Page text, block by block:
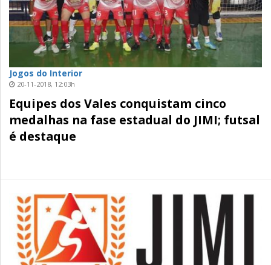
Jogos do Interior
20-11-2018, 12:03h
Equipes dos Vales conquistam cinco
medalhas na fase estadual do JIMI; futsal
é destaque